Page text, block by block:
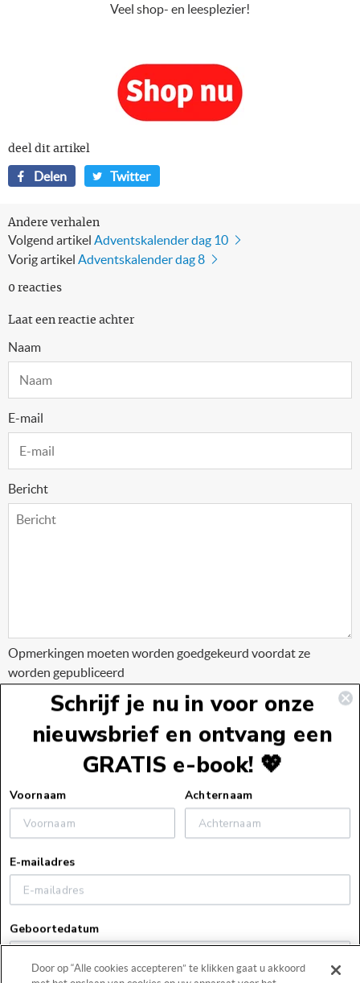
Veel shop- en leesplezier!
deel dit artikel
DelenDelen
Facebook
TwitterTwitteren
Andere verhalen
Volgend artikel Adventskalender dag 10
Vorig artikel Adventskalender dag 8
0 reacties
Laat een reactie achter
Naam
E-mail
Bericht
Opmerkingen moeten worden goedgekeurd voordat ze
worden gepubliceerd
Bestelinformatie
Retourneren
Algemene voorwaarden
Vacatures
Blog
Zakelijk
Pers
Door op “Alle cookies accepteren” te klikken gaat u akkoord
Schrijf je nu in voor onze
nieuwsbrief en ontvang een
GRATIS e-book! 💖
Voornaam Achternaam
E-mailadres
Geboortedatum